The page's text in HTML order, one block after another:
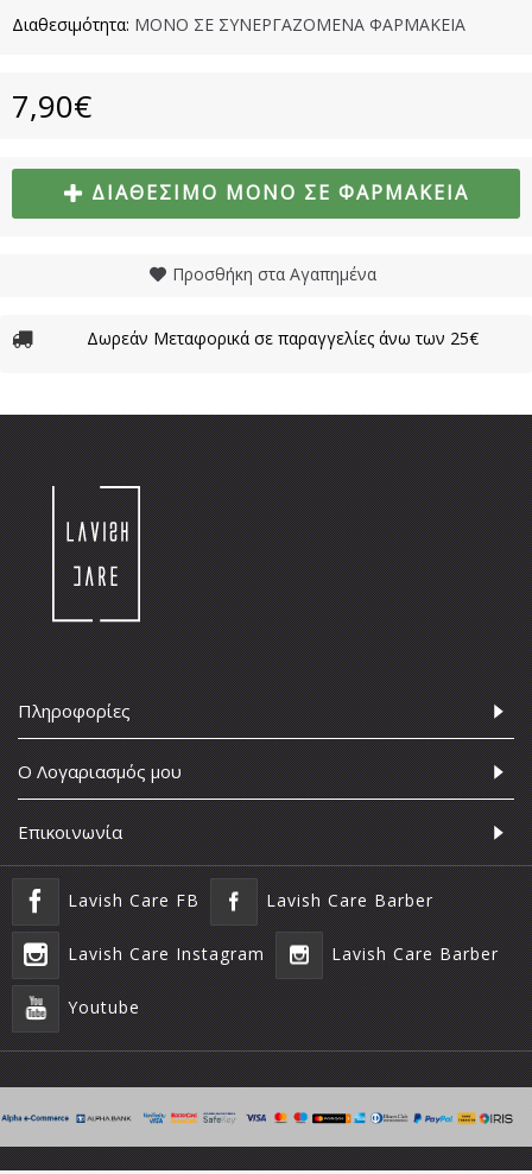
Διαθεσιμότητα: ΜΟΝΟ ΣΕ ΣΥΝΕΡΓΑΖΟΜΕΝΑ ΦΑΡΜΑΚΕΙΑ
7,90€
ΔΙΑΘΈΣΙΜΟ ΜΌΝΟ ΣΕ ΦΑΡΜΑΚΕΊΑ
Προσθήκη στα Αγαπημένα
Δωρεάν Μεταφορικά σε παραγγελίες άνω των 25€
Πληροφορίες
Ο Λογαριασμός μου
Επικοινωνία
Lavish Care FB Lavish Care Barber
Lavish Care Instagram Lavish Care Barber
Youtube